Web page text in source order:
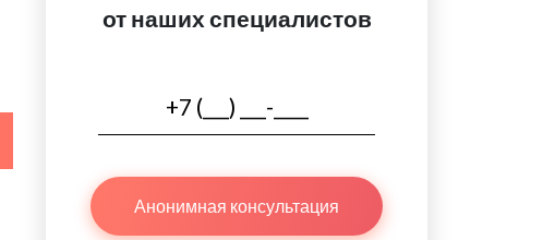
от наших специалистов
Анонимная консультация